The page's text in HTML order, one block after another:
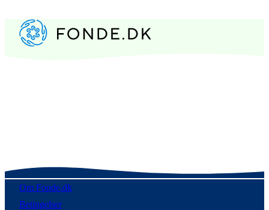
Om Fonde.dk
Betingelser